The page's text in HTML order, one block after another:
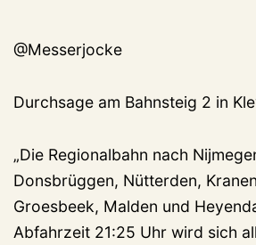
@Messerjocke
Durchsage am Bahnsteig 2 in
„Die Regionalbahn nach
Donsbrüggen, Nütterden,
Groesbeek, Malden und
Abfahrzeit 21:25 Uhr wird sich